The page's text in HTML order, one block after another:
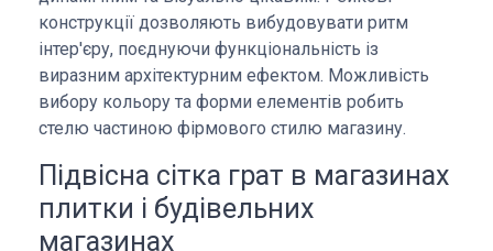
конструкції дозволяють вибудовувати ритм
інтер'єру, поєднуючи функціональність із
виразним архітектурним ефектом. Можливість
вибору кольору та форми елементів робить
стелю частиною фірмового стилю магазину.
Підвісна сітка грат в магазинах
плитки і будівельних
магазинах